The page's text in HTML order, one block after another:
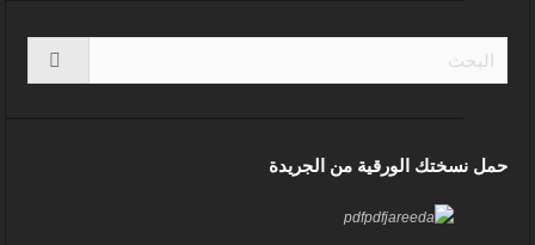
حمل نسختك الورقية من الجريدة